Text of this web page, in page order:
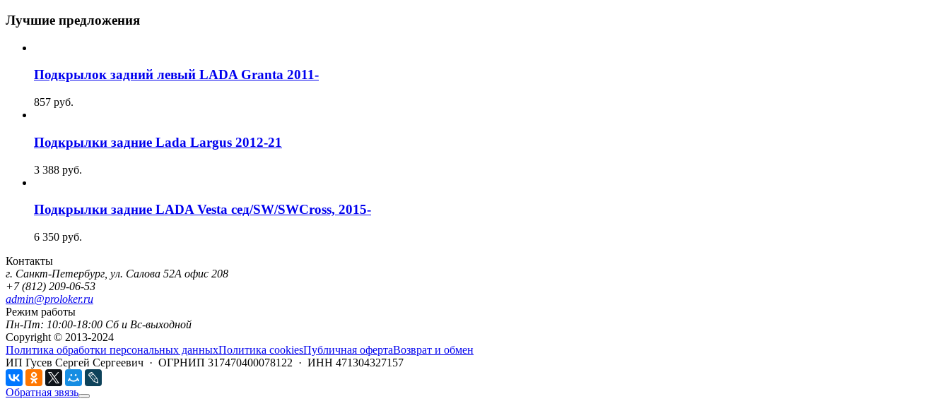
Лучшие предложения
Подкрылок задний левый LADA Granta 2011-
857 руб.
Подкрылки задние Lada Largus 2012-21
3 388 руб.
Подкрылки задние LADA Vesta сед/SW/SWCross, 2015-
6 350 руб.
Контакты
г. Санкт-Петербург, ул. Салова 52А офис 208
+7 (812) 209-06-53
admin@proloker.ru
Режим работы
Пн-Пт: 10:00-18:00 Сб и Вс-выходной
Copyright © 2013-2024
Политика обработки персональных данныхПолитика cookiesПубличная офертаВозврат и обмен
ИП Гусев Сергей Сергеевич · ОГРНИП 317470400078122 · ИНН 471304327157
Обратная звязь